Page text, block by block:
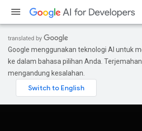
Google menggunakan teknologi AI untuk
ke dalam bahasa pilihan Anda.
mengandung kesalahan.